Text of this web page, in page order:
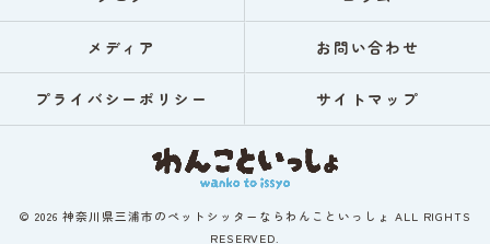
メディア お問い合わせ
プライバシーポリシー サイトマップ
© 2026 神奈川県三浦市のペットシッターならわんこといっしょ ALL RIGHTS
RESERVED.